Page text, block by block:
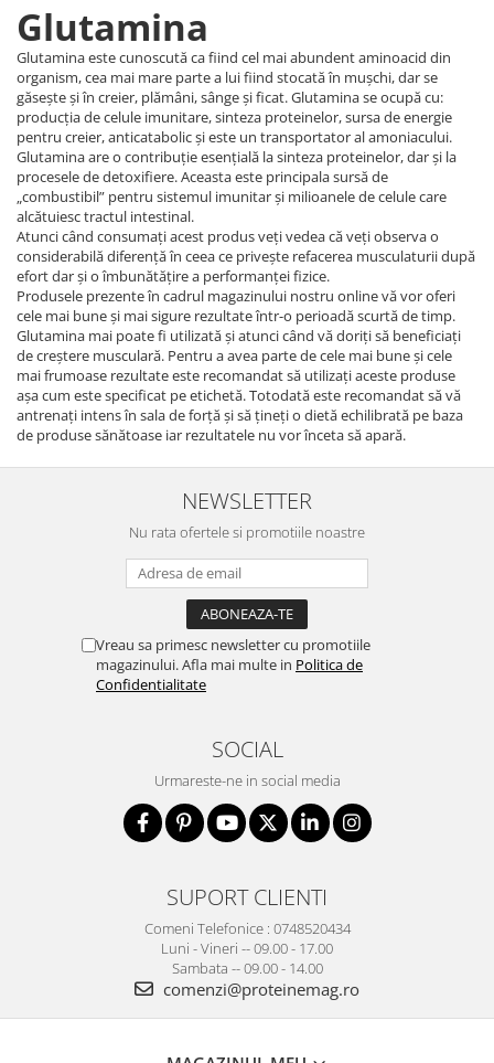
Glutamina
Glutamina este cunoscută ca fiind cel mai abundent aminoacid din
organism, cea mai mare parte a lui fiind stocată în mușchi, dar se
găsește și în creier, plămâni, sânge și ficat. Glutamina se ocupă cu:
producția de celule imunitare, sinteza proteinelor, sursa de energie
pentru creier, anticatabolic și este un transportator al amoniacului.
Glutamina are o contribuție esențială la sinteza proteinelor, dar și la
procesele de detoxifiere. Aceasta este principala sursă de
„combustibil” pentru sistemul imunitar și milioanele de celule care
alcătuiesc tractul intestinal.
Atunci când consumați acest produs veți vedea că veți observa o
considerabilă diferență în ceea ce privește refacerea musculaturii după
efort dar și o îmbunătățire a performanței fizice.
Produsele prezente în cadrul magazinului nostru online vă vor oferi
cele mai bune și mai sigure rezultate într-o perioadă scurtă de timp.
Glutamina mai poate fi utilizată și atunci când vă doriți să beneficiați
de creștere musculară. Pentru a avea parte de cele mai bune și cele
mai frumoase rezultate este recomandat să utilizați aceste produse
așa cum este specificat pe etichetă. Totodată este recomandat să vă
antrenați intens în sala de forță și să țineți o dietă echilibrată pe baza
de produse sănătoase iar rezultatele nu vor înceta să apară.
NEWSLETTER
Nu rata ofertele si promotiile noastre
Vreau sa primesc newsletter cu promotiile
magazinului. Afla mai multe in Politica de
Confidentialitate
SOCIAL
Urmareste-ne in social media
SUPORT CLIENTI
Comeni Telefonice : 0748520434
Luni - Vineri -- 09.00 - 17.00
Sambata -- 09.00 - 14.00
comenzi@proteinemag.ro